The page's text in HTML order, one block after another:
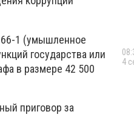
1 (умышленное
государства или
в размере 42 500
приговор за
4